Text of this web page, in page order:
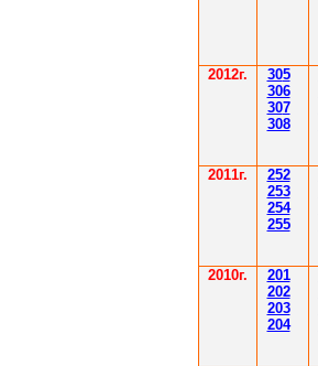
2012г. 305
306
307
308
2011г.
252
253
254
255
2010г.
201
202
203
204